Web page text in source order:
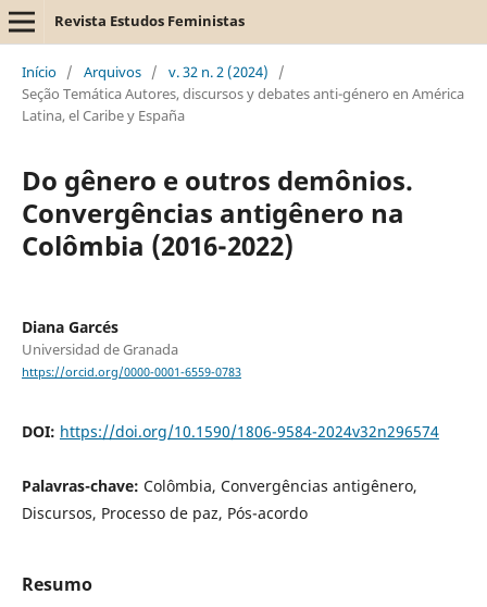
Revista Estudos Feministas
Início / Arquivos / v. 32 n. 2 (2024)
/
Seção Temática Autores, discursos y debates anti-género en América
Latina, el Caribe y España
Do gênero e outros demônios.
Convergências antigênero na
Colômbia (2016-2022)
Diana Garcés
Universidad de Granada
https://orcid.org/0000-0001-6559-0783
DOI: https://doi.org/10.1590/1806-9584-2024v32n296574
Palavras-chave: Colômbia, Convergências antigênero,
Discursos, Processo de paz, Pós-acordo
Resumo